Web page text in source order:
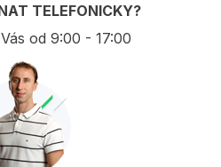
TELEFONICKY?
od 9:00 - 17:00